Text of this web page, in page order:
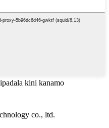
kini kanamo
co., ltd.